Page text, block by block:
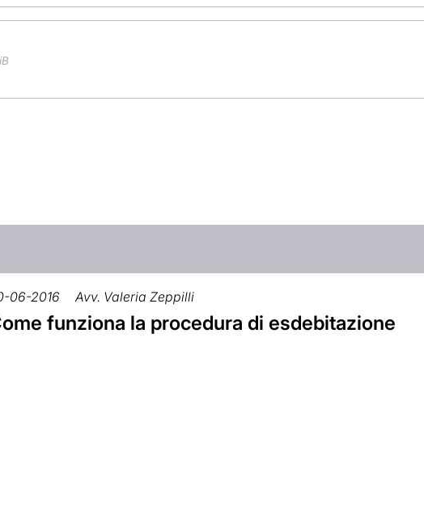
06-2016 Avv. Valeria Zeppilli
funziona la procedura di esdebitazione